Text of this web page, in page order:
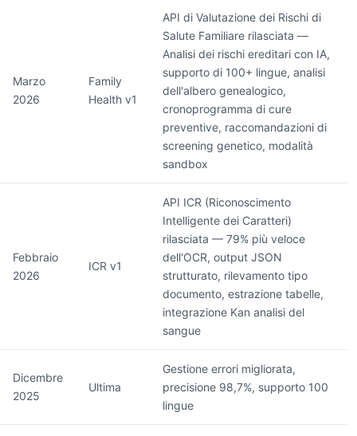
Marzo
2026
Family
Health v1
API di Valutazione dei Rischi di
Salute Familiare rilasciata —
Analisi dei rischi ereditari con IA,
supporto di 100+ lingue, analisi
dell'albero genealogico,
cronoprogramma di cure
preventive, raccomandazioni di
screening genetico, modalità
sandbox
Febbraio
2026
ICR v1
API ICR (Riconoscimento
Intelligente dei Caratteri)
rilasciata — 79% più veloce
dell'OCR, output JSON
strutturato, rilevamento tipo
documento, estrazione tabelle,
integrazione Kan analisi del
sangue
Dicembre
2025
Ultima
Gestione errori migliorata,
precisione 98,7%, supporto 100
lingue